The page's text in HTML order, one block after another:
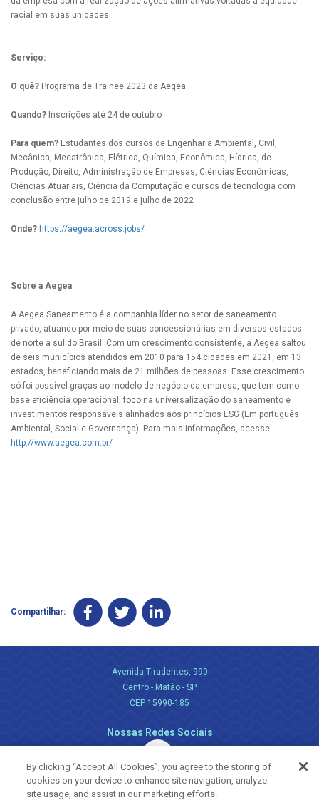
racial em suas unidades.
Serviço:
O quê? Programa de Trainee 2023 da Aegea
Quando? Inscrições até 24 de outubro
Para quem? Estudantes dos cursos de Engenharia Ambiental, Civil,
Mecânica, Mecatrônica, Elétrica, Química, Econômica, Hídrica, de
Produção, Direito, Administração de Empresas, Ciências Econômicas,
Ciências Atuariais, Ciência da Computação e cursos de tecnologia com
conclusão entre julho de 2019 e julho de 2022
Onde? https://aegea.across.jobs/
Sobre a Aegea
A Aegea Saneamento é a companhia líder no setor de saneamento
privado, atuando por meio de suas concessionárias em diversos estados
de norte a sul do Brasil. Com um crescimento consistente, a Aegea saltou
de seis municípios atendidos em 2010 para 154 cidades em 2021, em 13
estados, beneficiando mais de 21 milhões de pessoas. Esse crescimento
só foi possível graças ao modelo de negócio da empresa, que tem como
base eficiência operacional, foco na universalização do saneamento e
investimentos responsáveis alinhados aos princípios ESG (Em português:
Ambiental, Social e Governança). Para mais informações, acesse:
http://www.aegea.com.br/
Compartilhar:
Avenida Tiradentes, 990
Centro - Matão - SP
CEP 15990-185
Nossas Redes Sociais
By clicking “Accept All Cookies”, you agree to the storing of
cookies on your device to enhance site navigation, analyze
site usage, and assist in our marketing efforts.